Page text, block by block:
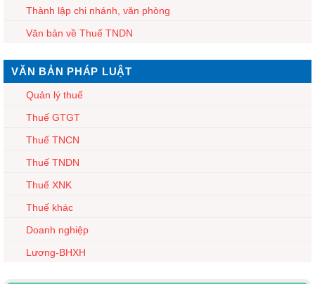
Thành lập chi nhánh, văn phòng
Văn bản về Thuế TNDN
VĂN BẢN PHÁP LUẬT
Quản lý thuế
Thuế GTGT
Thuế TNCN
Thuế TNDN
Thuế XNK
Thuế khác
Doanh nghiệp
Lương-BHXH